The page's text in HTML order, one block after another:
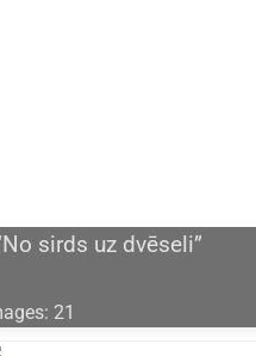
sirds uz dvēseli”
21